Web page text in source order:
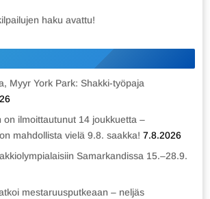
haku avattu!
Myyr York Park: Shakki-työpaja
on ilmoittautunut 14 joukkuetta –
mahdollista vielä 9.8. saakka! 7.8.2026
Samarkandissa 15.–28.9.
mestaruusputkeaan – neljäs